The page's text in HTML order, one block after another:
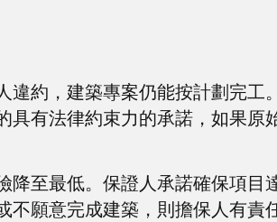
違約，建築專案仍能按計劃完工
具有法律約束力的承諾，如果原
降至最低。保證人承諾確保項目
不願意完成建築，則擔保人有責